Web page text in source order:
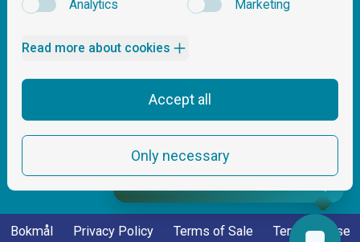
Opening hours
Safety & Pool Rules
Events
Lessons and Activities
News
Real-time data
Follow us
Bokmål Privacy Policy Terms of Sale Terms of Use